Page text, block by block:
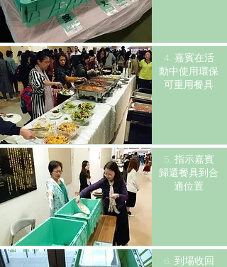
4. 嘉賓在活
動中使用環保
可重用餐具
5. 指示嘉賓
歸還餐具到合
適位置
​6. 到場收回